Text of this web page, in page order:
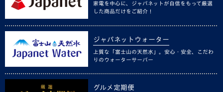
家電を中心に、ジャパネットが自信をもって厳選
した商品だけをご紹介！
ジャパネットウォーター
上質な「富士山の天然水」。安心・安全、こだわ
りのウォーターサーバー
グルメ定期便